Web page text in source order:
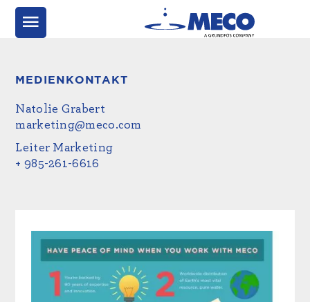
MEDIENKONTAKT
Natolie Grabert
marketing@meco.com
Leiter Marketing
+ 985-261-6616